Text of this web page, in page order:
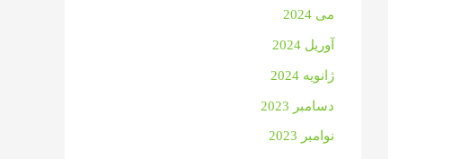
می 2024
آوریل 2024
ژانویه 2024
دسامبر 2023
نوامبر 2023